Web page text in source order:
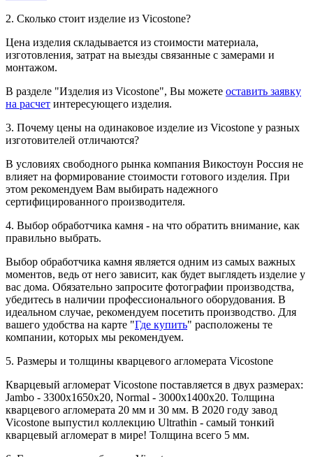
2. Сколько стоит изделие из Vicostone?
Цена изделия складывается из стоимости материала,
изготовления, затрат на выезды связанные с замерами и
монтажом.
В разделе "Изделия из Vicostone", Вы можете оставить заявку
на расчет интересующего изделия.
3. Почему цены на одинаковое изделие из Vicostone у разных
изготовителей отличаются?
В условиях свободного рынка компания Викостоун Россия не
влияет на формирование стоимости готового изделия. При
этом рекомендуем Вам выбирать надежного
сертифицированного производителя.
4. Выбор обработчика камня - на что обратить внимание, как
правильно выбрать.
Выбор обработчика камня является одним из самых важных
моментов, ведь от него зависит, как будет выглядеть изделие у
вас дома. Обязательно запросите фотографии производства,
убедитесь в наличии профессионального оборудования. В
идеальном случае, рекомендуем посетить производство. Для
вашего удобства на карте "Где купить" расположены те
компании, которых мы рекомендуем.
5. Размеры и толщины кварцевого агломерата Vicostone
Кварцевый агломерат Vicostone поставляется в двух размерах:
Jambo - 3300x1650x20, Normal - 3000x1400x20. Толщина
кварцевого агломерата 20 мм и 30 мм. В 2020 году завод
Vicostone выпустил коллекцию Ultrathin - самый тонкий
кварцевый агломерат в мире! Толщина всего 5 мм.